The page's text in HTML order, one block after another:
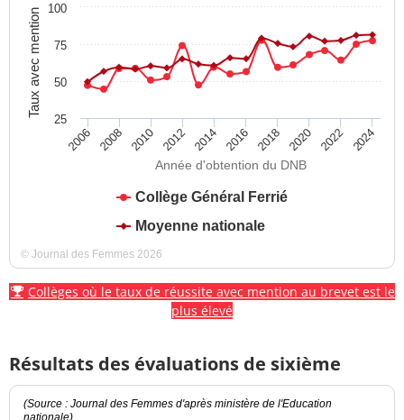
Année d'obtention du DNB
Taux avec mention
Collège Général Ferrié
Moyenne nationale
2006 2008 2010 2012 2014 2016 2018 2020 2022 2024
25
50
75
100
© Journal des Femmes 2026
Collèges où le taux de réussite avec mention au brevet est le
plus élevé
Résultats des évaluations de sixième
(Source : Journal des Femmes d'après ministère de l'Education